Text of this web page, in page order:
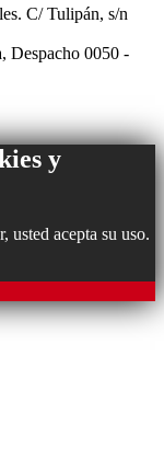
C/ Tulipán, s/n
Despacho 0050 -
y
usted acepta su uso.